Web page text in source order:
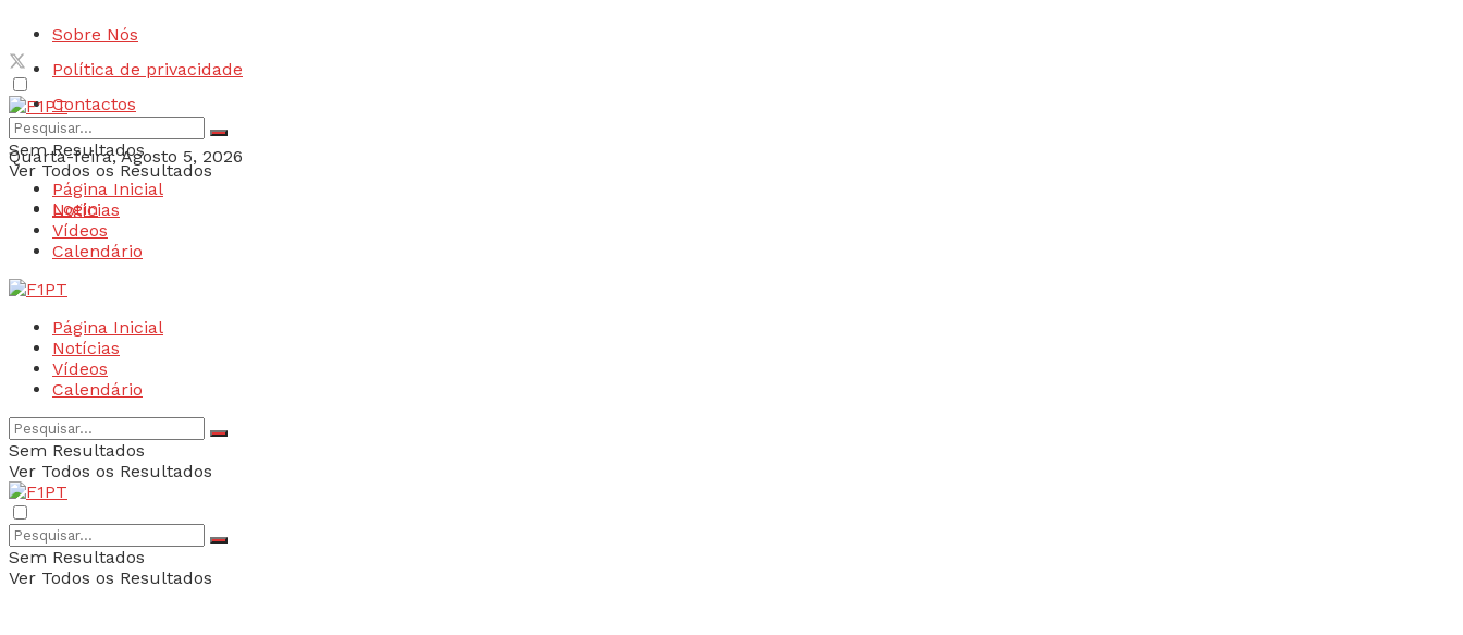
Sobre Nós
Política de privacidade
Contactos
Quarta-feira, Agosto 5, 2026
Login
Sem Resultados
Ver Todos os Resultados
Página Inicial
Notícias
Vídeos
Calendário
Página Inicial
Notícias
Vídeos
Calendário
Sem Resultados
Ver Todos os Resultados
Sem Resultados
Ver Todos os Resultados